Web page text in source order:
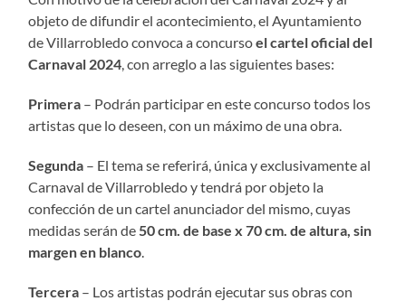
objeto de difundir el acontecimiento, el Ayuntamiento
de Villarrobledo convoca a concursoel cartel oficial del
Carnaval 2024 , con arreglo a las siguientes bases:
Primera – Podrán participar en este concurso todos los
artistas que lo deseen, con un máximo de una obra.
Segunda – El tema se referirá, única y exclusivamente al
Carnaval de Villarrobledo y tendrá por objeto la
confección de un cartel anunciador del mismo, cuyas
medidas serán de 50 cm. de base x 70 cm. de altura, sin
margen en blanco
Tercera – Los artistas podrán ejecutar sus obras con